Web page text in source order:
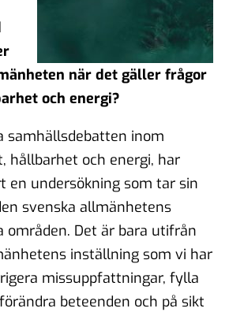
när det gäller frågor
och energi?
samhällsdebatten inom
hållbarhet och energi, har
en undersökning som tar sin
svenska allmänhetens
områden. Det är bara utifrån
inställning som vi har
missuppfattningar, fylla
beteenden och på sikt